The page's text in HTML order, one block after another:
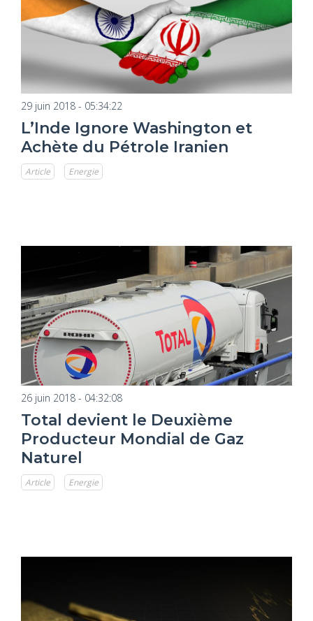
29 juin 2018 - 05:34:22
L’Inde Ignore Washington et
Achète du Pétrole Iranien
Article Energie
26 juin 2018 - 04:32:08
Total devient le Deuxième
Producteur Mondial de Gaz
Naturel
Article Energie